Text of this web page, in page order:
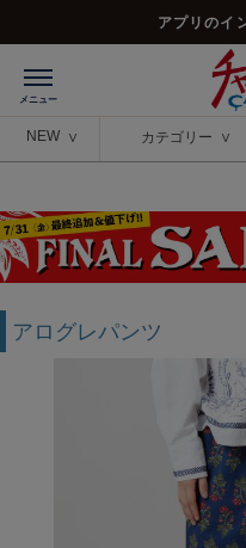
アプリのイ
NEW カテゴリー
アログレパンツ